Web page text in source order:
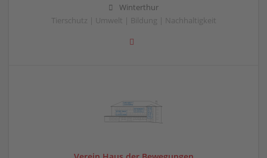
Winterthur
Tierschutz | Umwelt | Bildung | Nachhaltigkeit